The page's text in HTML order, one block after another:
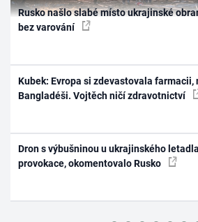
Rusko našlo slabé místo ukrajinské
bez varování
Kubek: Evropa si zdevastovala farmacii,
Bangladéši. Vojtěch ničí zdravotnictví
Dron s výbušninou u ukrajinského
provokace, okomentovalo Rusko